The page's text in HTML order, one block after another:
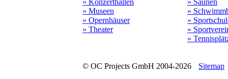
» Konzerthallen
» Museen
» Opernhäuser
» Theater
» Saunen
»
»
»
»
© OC Projects GmbH 2004-2026 Sitemap